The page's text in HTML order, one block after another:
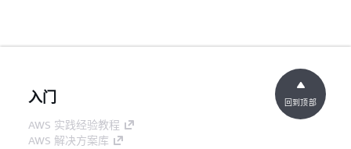
入门
AWS 实践经验教程
AWS 解决方案库
回到顶部